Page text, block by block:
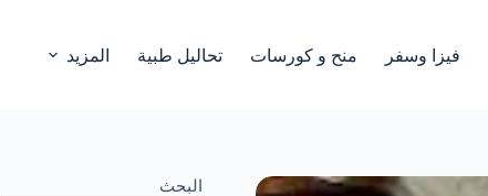
فيزا وسفر منح و كورسات تحاليل طبية المزيد
البحث